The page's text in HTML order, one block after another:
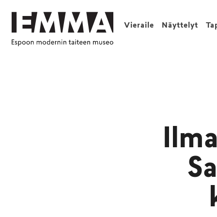
Vieraile Näyttelyt